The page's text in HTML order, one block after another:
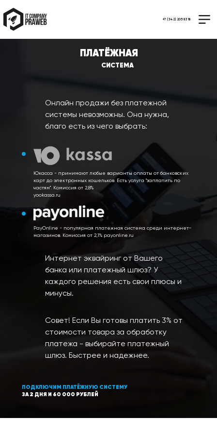
+7 (342) 205 83 18
ПЛАТЁЖНАЯ
СИСТЕМА
Онлайн продажи без платежной
системы невозможны. Она нужна,
благо есть из чего выбрать:
Юкасса - принимают любые варианты оплаты от банковских
карт до электронных кошельков. Есть услуга "заплатить по
частям". Комиссия от 2,8%
yookassa.ru
PayOnline - популярная платежная система среди интернет-
магазинов. Комиссия от 2,1% payonline.ru
Интернет эквайринг от Вашего
банка или платежный шлюз? У
каждого решения есть свои плюсы и
минусы.
Совет! Если Вы готовы платить 3% от
стоимости товара за обработку
платежа - выбирайте платежный
шлюз. Быстрее и надежнее.
ПОДКЛЮЧИМ ПЛАТЁЖНУЮ СИСТЕМУ
ЗА 2 ДНЯ И 60 000 РУБЛЕЙ